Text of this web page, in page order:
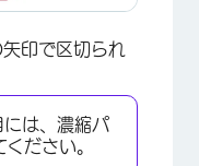
×
矢印で区切られ
には、濃縮パ
ださい。